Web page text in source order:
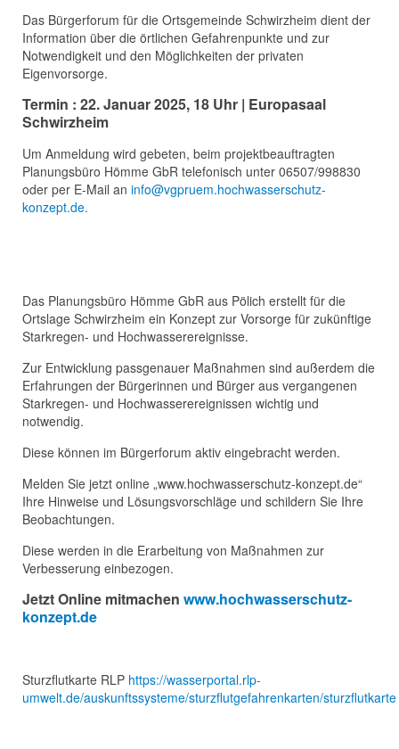
Das Bürgerforum für die Ortsgemeinde Schwirzheim dient der
Information über die örtlichen Gefahrenpunkte und zur
Notwendigkeit und den Möglichkeiten der privaten
Eigenvorsorge.
Termin : 22. Januar 2025, 18 Uhr | Europasaal
Schwirzheim
Um Anmeldung wird gebeten, beim projektbeauftragten
Planungsbüro Hömme GbR telefonisch unter 06507/998830
oder per E-Mail an info@vgpruem.hochwasserschutz-
konzept.de.
Das Planungsbüro Hömme GbR aus Pölich erstellt für die
Ortslage Schwirzheim ein Konzept zur Vorsorge für zukünftige
Starkregen- und Hochwasserereignisse.
Zur Entwicklung passgenauer Maßnahmen sind außerdem die
Erfahrungen der Bürgerinnen und Bürger aus vergangenen
Starkregen- und Hochwasserereignissen wichtig und
notwendig.
Diese können im Bürgerforum aktiv eingebracht werden.
Melden Sie jetzt online „www.hochwasserschutz-konzept.de“
Ihre Hinweise und Lösungsvorschläge und schildern Sie Ihre
Beobachtungen.
Diese werden in die Erarbeitung von Maßnahmen zur
Verbesserung einbezogen.
Jetzt Online mitmachen www.hochwasserschutz-
konzept.de
Sturzflutkarte RLP https://wasserportal.rlp-
umwelt.de/auskunftssysteme/sturzflutgefahrenkarten/sturzflutkarte